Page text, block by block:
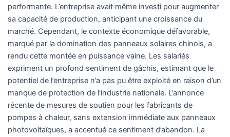
performante. L’entreprise avait même investi pour augmenter
sa capacité de production, anticipant une croissance du
marché. Cependant, le contexte économique défavorable,
marqué par la domination des panneaux solaires chinois, a
rendu cette montée en puissance vaine. Les salariés
expriment un profond sentiment de gâchis, estimant que le
potentiel de l’entreprise n’a pas pu être exploité en raison d’un
manque de protection de l’industrie nationale. L’annonce
récente de mesures de soutien pour les fabricants de
pompes à chaleur, sans extension immédiate aux panneaux
photovoltaïques, a accentué ce sentiment d’abandon. La